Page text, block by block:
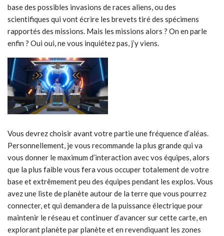
base des possibles invasions de races aliens, ou des
scientifiques qui vont écrire les brevets tiré des spécimens
rapportés des missions. Mais les missions alors ? On en parle
enfin ? Oui oui, ne vous inquiétez pas, j’y viens.
Vous devrez choisir avant votre partie une fréquence d’aléas.
Personnellement, je vous recommande la plus grande qui va
vous donner le maximum d’interaction avec vos équipes, alors
que la plus faible vous fera vous occuper totalement de votre
base et extrêmement peu des équipes pendant les explos. Vous
avez une liste de planète autour de la terre que vous pourrez
connecter, et qui demandera de la puissance électrique pour
maintenir le réseau et continuer d’avancer sur cette carte, en
explorant planète par planète et en revendiquant les zones